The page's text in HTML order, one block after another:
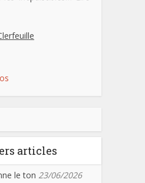
articles
le ton 23/06/2026